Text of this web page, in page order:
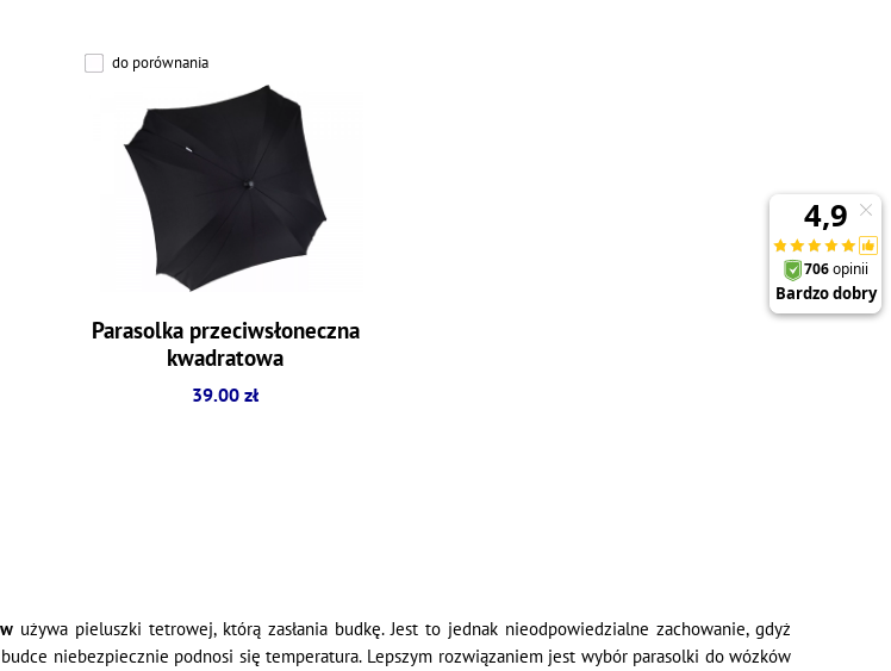
do porównania
Parasolka przeciwsłoneczna
kwadratowa
39.00 zł
używa pieluszki tetrowej, którą zasłania budkę. Jest to jednak nieodpowiedzialne zachowanie, gdyż
niebezpiecznie podnosi się temperatura. Lepszym rozwiązaniem jest wybór parasolki do wózków